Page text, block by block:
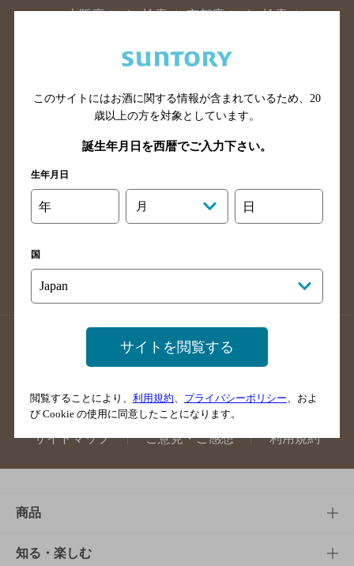
大阪府のバー検索
京都府のバー検索
滋賀県のバー検索
和歌山県のバー検索
山口県のバー検索
鳥取県のバー検索
島根県のバー検索
徳島県のバー検索
高知県のバー検索
福岡県のバー検索
長崎県のバー検索
佐賀県のバー検索
店舗登録方法のご案内
店舗情報更新方法のご案内
掲載店舗様ログイン
サイトマップ ご意見・ご感想 利用規約
商品
商品TOP
知る・楽しむ
このサイトにはお酒に関する情報が含まれているため、 20
歳以上の方を対象としています。
誕生年月日を西暦でご入力下さい。
生年月日
年 月 日
国
サイトを閲覧する
閲覧することにより、 利用規約 プライバシーポリシー 、およ
び Cookie の使用に同意したことになります。